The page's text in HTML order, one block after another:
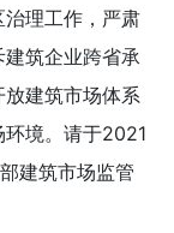
理工作，严肃
筑企业跨省承
建筑市场体系
境。请于2021
建筑市场监管